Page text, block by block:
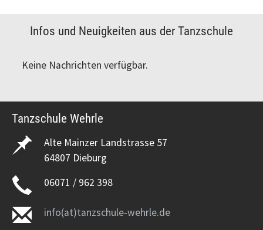
Infos und Neuigkeiten aus der Tanzschule
Keine Nachrichten verfügbar.
Tanzschule Wehrle
Alte Mainzer Landstrasse 57
64807 Dieburg
06071 / 962 398
info(at)tanzschule-wehrle.de